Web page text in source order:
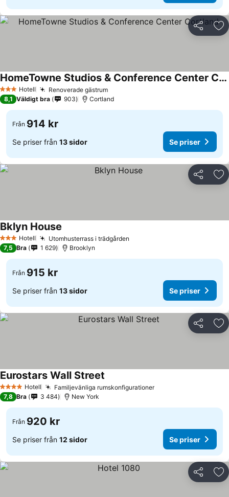
Dela
3 StjärnorHotell Renoverade gästrum
HomeTowne Studios & Conference Center Cortland
8,1 Väldigt bra 903 Cortland
Från 914 kr
Se priser från 13 sidor Se priser
Dela
3 StjärnorHotell Utomhusterrass i trädgården
Bklyn House
7,5 Bra 1 629 Brooklyn
Från 915 kr
Se priser från 13 sidor Se priser
Dela
4 StjärnorHotell Familjevänliga rumskonfigurationer
Eurostars Wall Street
7,8 Bra 3 484 New York
Från 920 kr
Se priser från 12 sidor Se priser
Dela